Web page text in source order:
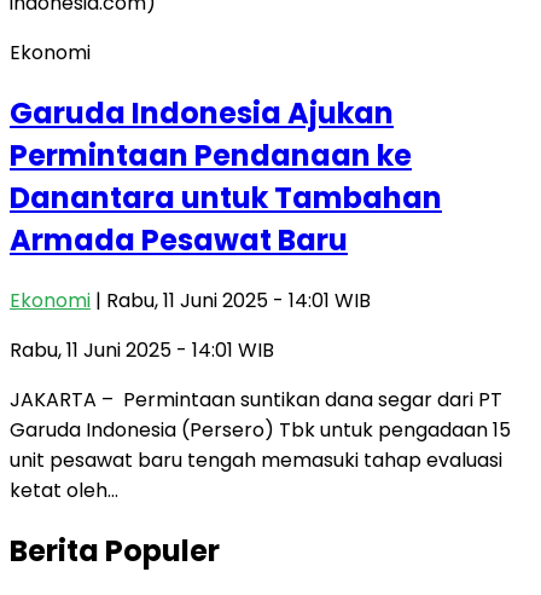
Ekonomi
Garuda Indonesia Ajukan
Permintaan Pendanaan ke
Danantara untuk Tambahan
Armada Pesawat Baru
Ekonomi | Rabu, 11 Juni 2025 - 14:01 WIB
Rabu, 11 Juni 2025 - 14:01 WIB
JAKARTA – Permintaan suntikan dana segar dari PT
Garuda Indonesia (Persero) Tbk untuk pengadaan 15
unit pesawat baru tengah memasuki tahap evaluasi
ketat oleh…
Berita Populer